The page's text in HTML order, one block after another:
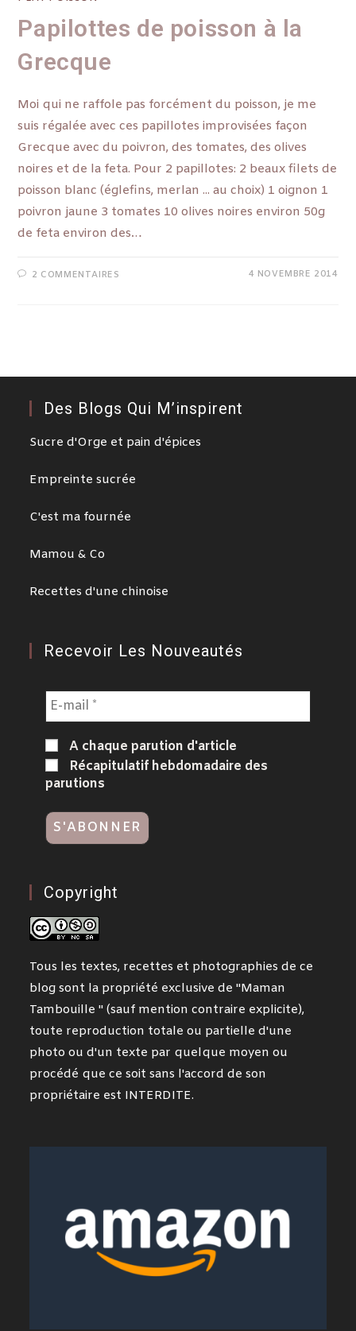
Papilottes de poisson à la
Grecque
Moi qui ne raffole pas forcément du poisson, je me
suis régalée avec ces papillotes improvisées façon
Grecque avec du poivron, des tomates, des olives
noires et de la feta. Pour 2 papillotes: 2 beaux filets de
poisson blanc (églefins, merlan ... au choix) 1 oignon 1
poivron jaune 3 tomates 10 olives noires environ 50g
de feta environ des…
2 COMMENTAIRES 4 NOVEMBRE 2014
Des Blogs Qui M’inspirent
Sucre d'Orge et pain d'épices
Empreinte sucrée
C'est ma fournée
Mamou & Co
Recettes d'une chinoise
Recevoir Les Nouveautés
A chaque parution d'article
Récapitulatif hebdomadaire des
parutions
Copyright
Tous les textes, recettes et photographies de ce
blog sont la propriété exclusive de "Maman
Tambouille " (sauf mention contraire explicite),
toute reproduction totale ou partielle d'une
photo ou d'un texte par quelque moyen ou
procédé que ce soit sans l'accord de son
propriétaire est INTERDITE.